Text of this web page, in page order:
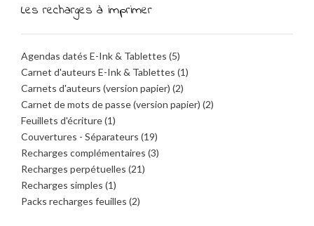
Les recharges à imprimer
Agendas datés E-Ink & Tablettes (5)
Carnet d'auteurs E-Ink & Tablettes (1)
Carnets d'auteurs (version papier) (2)
Carnet de mots de passe (version papier) (2)
Feuillets d'écriture(1)
Couvertures - Séparateurs (19)
Recharges complémentaires (3)
Recharges perpétuelles (21)
Recharges simples (1)
Packs recharges feuilles (2)